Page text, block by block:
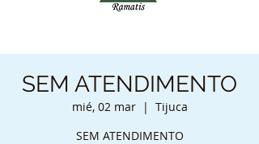
SEM ATENDIMENTO
mié, 02 mar
  |
Tijuca
SEM ATENDIMENTO